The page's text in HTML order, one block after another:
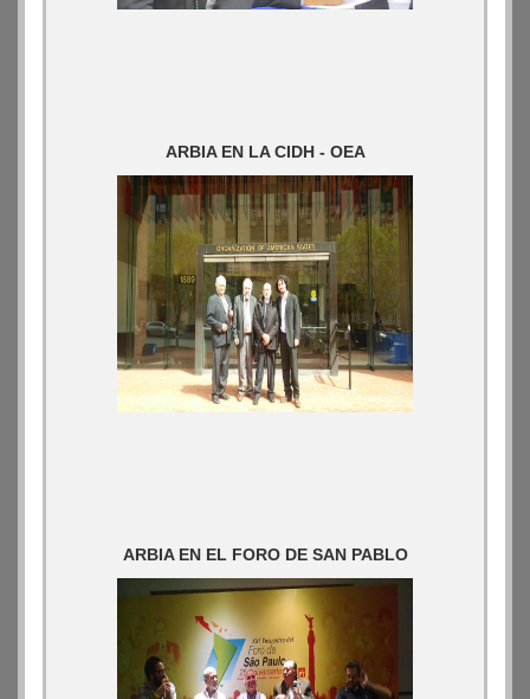
ARBIA EN LA CIDH - OEA
ARBIA EN EL FORO DE SAN PABLO